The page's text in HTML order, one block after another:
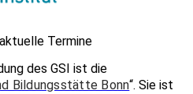
aktuelle Termine
des GSI ist die
Bildungsstätte Bonn“. Sie ist